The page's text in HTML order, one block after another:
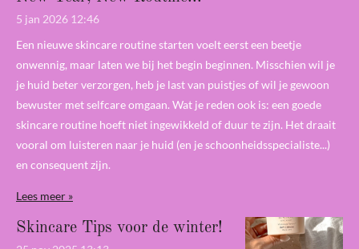
5 jan 2026 12:46
Een nieuwe skincare routine starten voelt eerst een beetje
onwennig, maar laten we bij het begin beginnen. Misschien wil je
je huid beter verzorgen, heb je last van puistjes of wil je gewoon
bewuster met selfcare omgaan. Wat je reden ook is: een goede
skincare routine hoeft niet ingewikkeld of duur te zijn. Het draait
vooral om luisteren naar je huid (en je schoonheidsspecialiste...)
en consequent zijn.
Lees meer »
Skincare Tips voor de winter!